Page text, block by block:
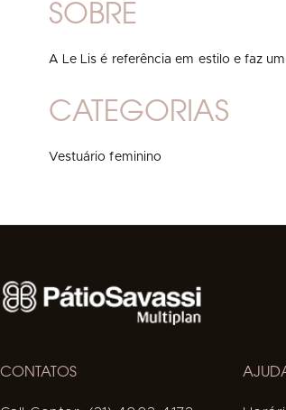
SOBRE
A Le Lis é referência em estilo e faz
CATEGORIAS
Vestuário feminino
CONTATOS